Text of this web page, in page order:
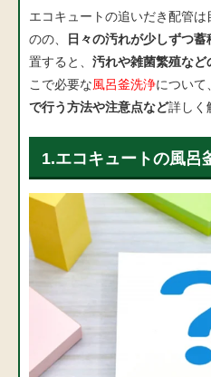
エコキュートの追いだき配管
のの、
日々の汚れが少しずつ蓄
置すると、 汚れや雑菌繁殖など
こで必要な風呂釜洗浄について、
で行う方法や注意点など詳しく
1.エコキュートの風呂